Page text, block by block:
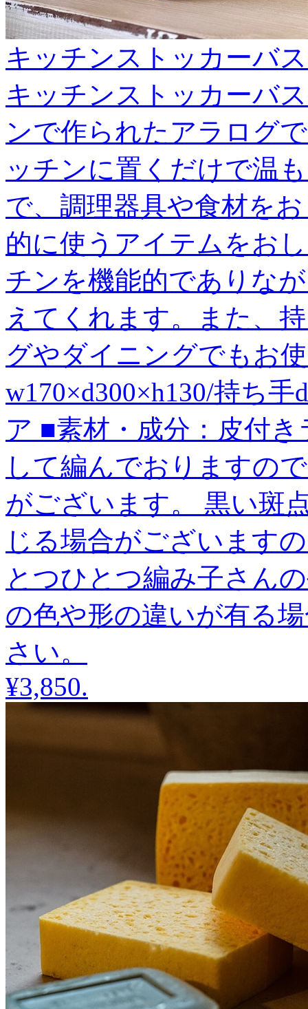
キッチンストッカーバ
キッチンストッカーバ
ンで作られたアラログ
ッチンに置くだけで温
で、調理器具や食材を
的に使うアイテムをお
チンを機能的でありな
えてくれます。また、
グやダイニングでもお
w170×d300×h130/持ち
ア ■素材・成分：皮付
して編んでおりますの
がございます。 黒い斑
じる場合がございます
とつひとつ編み子さん
の色や形の違いが有る
さい。
¥3,850.